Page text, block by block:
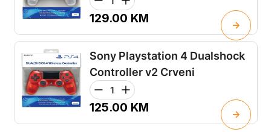
129.00 KM
Sony Playstation 4 Dualshock
Controller v2 Crveni
125.00 KM